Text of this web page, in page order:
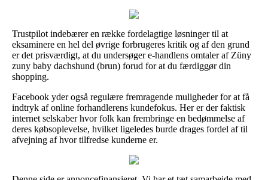
Trustpilot indebærer en række fordelagtige løsninger til at
eksaminere en hel del øvrige forbrugeres kritik og af den grund
er det prisværdigt, at du undersøger e-handlens omtaler af Züny
zuny baby dachshund (brun) forud for at du færdiggør din
shopping.
Facebook yder også regulære fremragende muligheder for at få
indtryk af online forhandlerens kundefokus. Her er der faktisk
internet selskaber hvor folk kan frembringe en bedømmelse af
deres købsoplevelse, hvilket ligeledes burde drages fordel af til
afvejning af hvor tilfredse kunderne er.